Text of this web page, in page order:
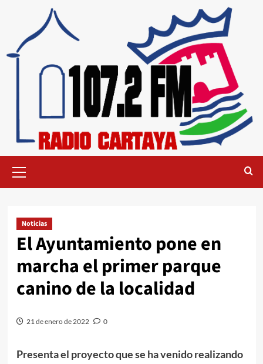
Noticias
El Ayuntamiento pone en
marcha el primer parque
canino de la localidad
21 de enero de 2022 0
Presenta el proyecto que se ha venido realizando